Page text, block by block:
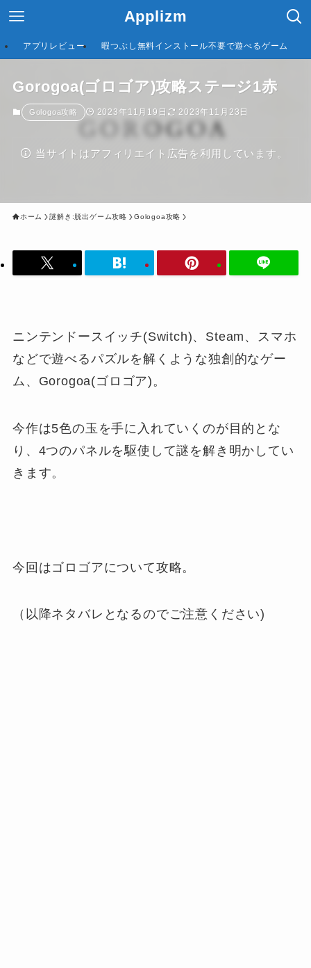
Applizm
アプリレビュー 暇つぶし無料インストール不要で遊べるゲーム
Gorogoa(ゴロゴア)攻略ステージ1赤
Gologoa攻略 2023年11月19日 2023年11月23日
当サイトはアフィリエイト広告を利用しています。
ホーム 謎解き:脱出ゲーム攻略 Gologoa攻略
ニンテンドースイッチ(Switch)、Steam、スマホ
などで遊べるパズルを解くような独創的なゲー
ム、Gorogoa(ゴロゴア)。
今作は5色の玉を手に入れていくのが目的とな
り、4つのパネルを駆使して謎を解き明かしてい
きます。
今回はゴロゴアについて攻略。
（以降ネタバレとなるのでご注意ください)